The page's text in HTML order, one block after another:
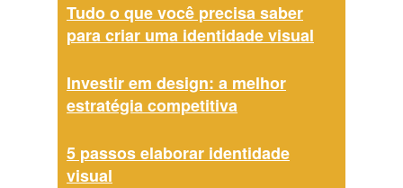
Tudo o que você precisa saber
para criar uma identidade visual
Investir em design: a melhor
estratégia competitiva
5 passos elaborar identidade
visual